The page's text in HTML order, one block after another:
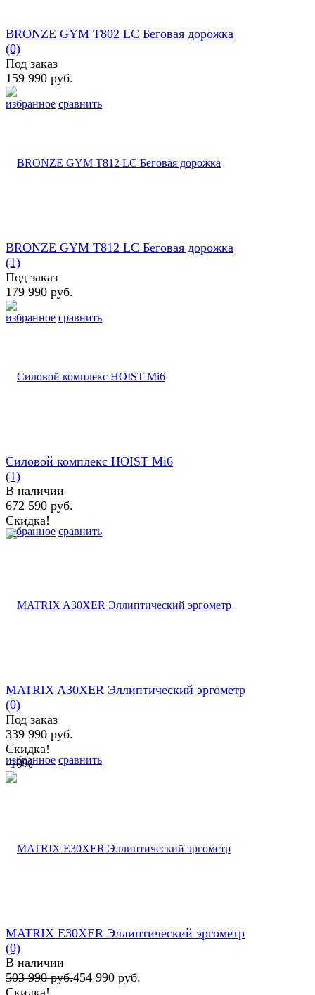
избранное сравнить
BRONZE GYM T802 LC Беговая дорожка
(0)
Под заказ
159 990 руб.
избранное сравнить
BRONZE GYM T812 LC Беговая дорожка
(1)
Под заказ
179 990 руб.
избранное сравнить
Cиловой комплекс HOIST Mi6
(1)
В наличии
672 590 руб.
Скидка!
избранное сравнить
MATRIX A30XЕR Эллиптический эргометр
(0)
Под заказ
339 990 руб.
Скидка!
-10%
MATRIX E30XЕR Эллиптический эргометр
(0)
В наличии
503 990 руб.454 990 руб.
Скидка!